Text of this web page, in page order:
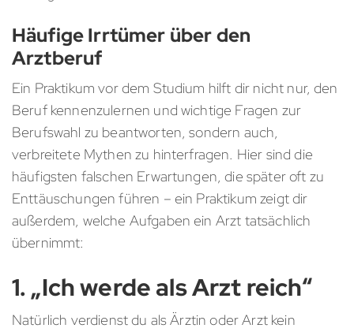
Häufige Irrtümer über den
Arztberuf
Ein Praktikum vor dem Studium hilft dir nicht nur, den
Beruf kennenzulernen und wichtige Fragen zur
Berufswahl zu beantworten, sondern auch,
verbreitete Mythen zu hinterfragen. Hier sind die
häufigsten falschen Erwartungen, die später oft zu
Enttäuschungen führen – ein Praktikum zeigt dir
außerdem, welche Aufgaben ein Arzt tatsächlich
übernimmt:
1. „Ich werde als Arzt reich“
Natürlich verdienst du als Ärztin oder Arzt kein